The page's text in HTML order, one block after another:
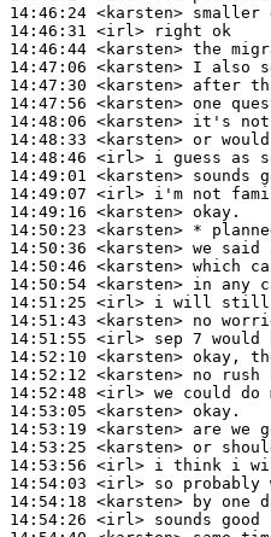
14:46:24 <karsten>
14:46:31 <irl>
14:46:44 <karsten>
14:47:06 <karsten>
14:47:30 <karsten>
14:47:56 <karsten>
14:48:06 <karsten>
14:48:33 <karsten>
14:48:46 <irl>
14:49:01 <karsten>
14:49:07 <irl>
14:49:16 <karsten>
14:50:23 <karsten>
14:50:36 <karsten>
14:50:46 <karsten>
14:50:54 <karsten>
14:51:25 <irl>
14:51:43 <karsten>
14:51:55 <irl>
14:52:10 <karsten>
14:52:12 <karsten>
14:52:48 <irl>
14:53:05 <karsten>
14:53:19 <karsten>
14:53:25 <karsten>
14:53:56 <irl>
14:54:03 <irl>
14:54:18 <karsten>
14:54:26 <irl>